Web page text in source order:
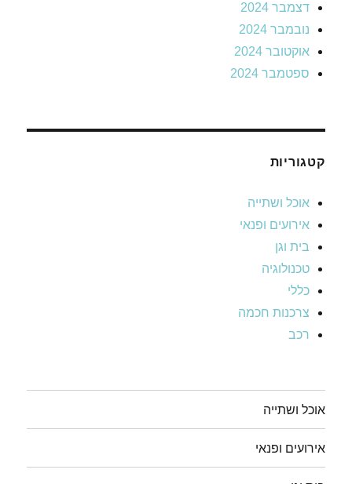
דצמבר 2024
נובמבר 2024
אוקטובר 2024
ספטמבר 2024
קטגוריות
אוכל ושתייה
אירועים ופנאי
בית וגן
טכנולוגיה
כללי
צרכנות חכמה
רכב
אוכל ושתייה
אירועים ופנאי